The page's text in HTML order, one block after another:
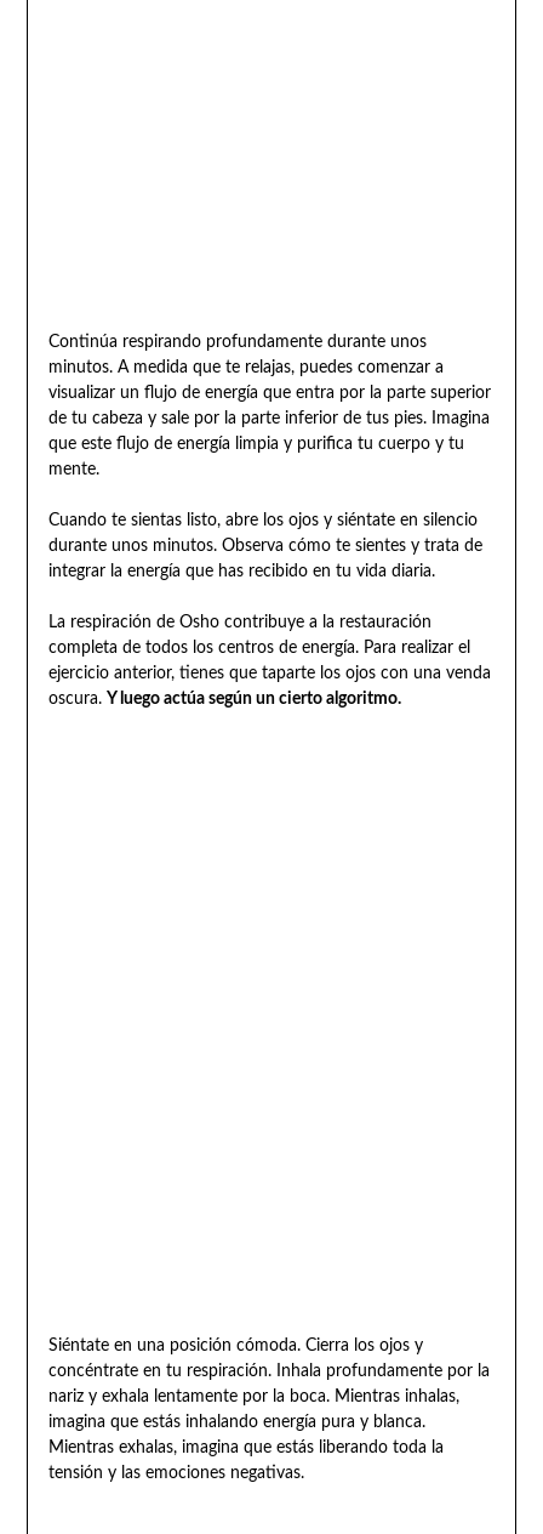
Continúa respirando profundamente durante unos
minutos. A medida que te relajas, puedes comenzar a
visualizar un flujo de energía que entra por la parte superior
de tu cabeza y sale por la parte inferior de tus pies. Imagina
que este flujo de energía limpia y purifica tu cuerpo y tu
mente.
Cuando te sientas listo, abre los ojos y siéntate en silencio
durante unos minutos. Observa cómo te sientes y trata de
integrar la energía que has recibido en tu vida diaria.
La respiración de Osho contribuye a la restauración
completa de todos los centros de energía. Para realizar el
ejercicio anterior, tienes que taparte los ojos con una venda
oscura. Y luego actúa según un cierto algoritmo.
Siéntate en una posición cómoda. Cierra los ojos y
concéntrate en tu respiración. Inhala profundamente por la
nariz y exhala lentamente por la boca. Mientras inhalas,
imagina que estás inhalando energía pura y blanca.
Mientras exhalas, imagina que estás liberando toda la
tensión y las emociones negativas.